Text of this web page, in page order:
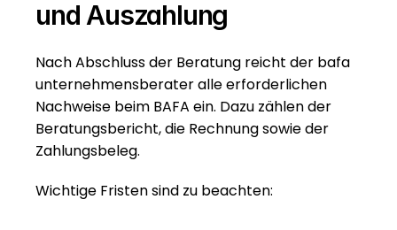
und Auszahlung
Nach Abschluss der Beratung reicht der bafa
unternehmensberater alle erforderlichen
Nachweise beim BAFA ein. Dazu zählen der
Beratungsbericht, die Rechnung sowie der
Zahlungsbeleg.
Wichtige Fristen sind zu beachten: